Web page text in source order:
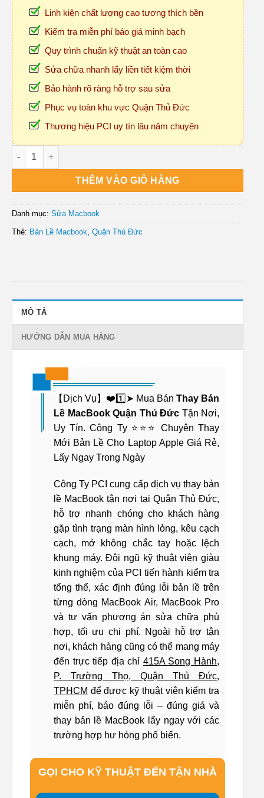
Linh kiện chất lượng cao tương thích bền
Kiểm tra miễn phí báo giá minh bạch
Quy trình chuẩn kỹ thuật an toàn cao
Sửa chữa nhanh lấy liền tiết kiệm thời
Bảo hành rõ ràng hỗ trợ sau sửa
Phục vụ toàn khu vực Quận Thủ Đức
Thương hiệu PCI uy tín lâu năm chuyên
Thay Bản Lề Macbook Quận Thủ Đức Tận Nơi số lượng
THÊM VÀO GIỎ HÀNG
Danh mục: Sửa Macbook
Thẻ: Bản Lề Macbook Quận Thủ Đức
MÔ TẢ
HƯỚNG DẪN MUA HÀNG
【Dịch Vụ】❤️1️⃣➤ Mua Bán Thay Bản
Lề MacBook Quận Thủ Đức Tận Nơi,
Uy Tín. Công Ty ⭐⭐⭐ Chuyên Thay
Mới Bản Lề Cho Laptop Apple Giá Rẻ,
Lấy Ngay Trong Ngày
Công Ty PCI cung cấp dịch vụ thay bản
lề MacBook tận nơi tại Quận Thủ Đức,
hỗ trợ nhanh chóng cho khách hàng
gặp tình trạng màn hình lỏng, kêu cạch
cạch, mở không chắc tay hoặc lệch
khung máy. Đội ngũ kỹ thuật viên giàu
kinh nghiệm của PCI tiến hành kiểm tra
tổng thể, xác định đúng lỗi bản lề trên
từng dòng MacBook Air, MacBook Pro
và tư vấn phương án sửa chữa phù
hợp, tối ưu chi phí. Ngoài hỗ trợ tận
nơi, khách hàng cũng có thể mang máy
đến trực tiếp địa chỉ 415A Song Hành,
P. Trường Thọ, Quận Thủ Đức,
TPHCM để được kỹ thuật viên kiểm tra
miễn phí, báo đúng lỗi – đúng giá và
thay bản lề MacBook lấy ngay với các
trường hợp hư hỏng phổ biến.
GỌI CHO KỸ THUẬT ĐẾN TẬN NHÀ